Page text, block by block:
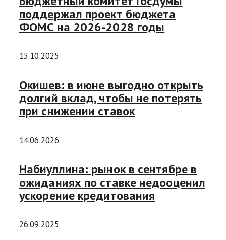
поддержал проект бюджета
ФОМС на 2026-2028 годы
15.10.2025
Окишев: в июне выгодно открыть
долгий вклад, чтобы не потерять
при снижении ставок
14.06.2026
Набиуллина: рынок в сентябре в
ожиданиях по ставке недооценил
ускорение кредитования
26.09.2025